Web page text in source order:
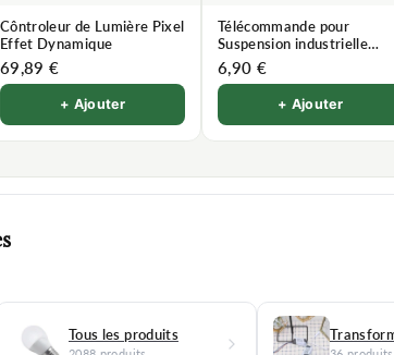
Côntroleur de Lumière Pixel
Effet Dynamique
69,89 €
+ Ajouter
Télécommande pour
Suspension industrielle
Dimmable 250W avec
détecteur de mouvement
6,90 €
+ Ajouter
Tous les produits